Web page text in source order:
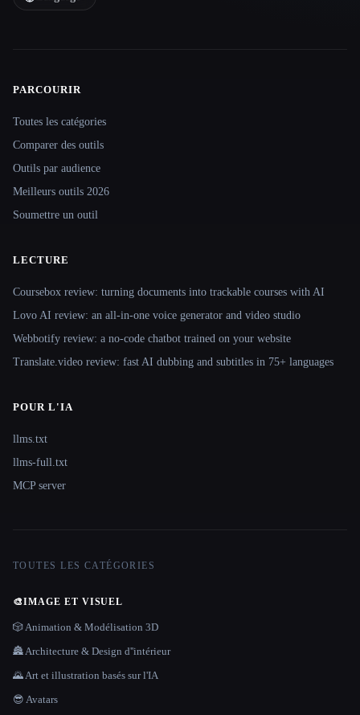
Site navigation
PARCOURIR
Toutes les catégories
Comparer des outils
Outils par audience
Meilleurs outils 2026
Soumettre un outil
LECTURE
Coursebox review: turning documents into trackable courses with AI
Lovo AI review: an all-in-one voice generator and video studio
Webbotify review: a no-code chatbot trained on your website
Translate.video review: fast AI dubbing and subtitles in 75+ languages
POUR L'IA
llms.txt
llms-full.txt
MCP server
TOUTES LES CATÉGORIES
🎨IMAGE ET VISUEL
🎲 Animation & Modélisation 3D
🏯 Architecture & Design d''intérieur
🌄 Art et illustration basés sur l'IA
😎 Avatars